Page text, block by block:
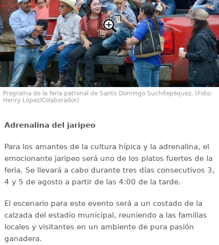
Programa de la feria patronal de Santo Domingo Suchitepéquez. (Foto:
Henry López/Colaborador)
Adrenalina del jaripeo
Para los amantes de la cultura hípica y la adrenalina, el
emocionante jaripeo será uno de los platos fuertes de la
feria. Se llevará a cabo durante tres días consecutivos 3,
4 y 5 de agosto a partir de las 4:00 de la tarde.
El escenario para este evento será a un costado de la
calzada del estadio municipal, reuniendo a las familias
locales y visitantes en un ambiente de pura pasión
ganadera.